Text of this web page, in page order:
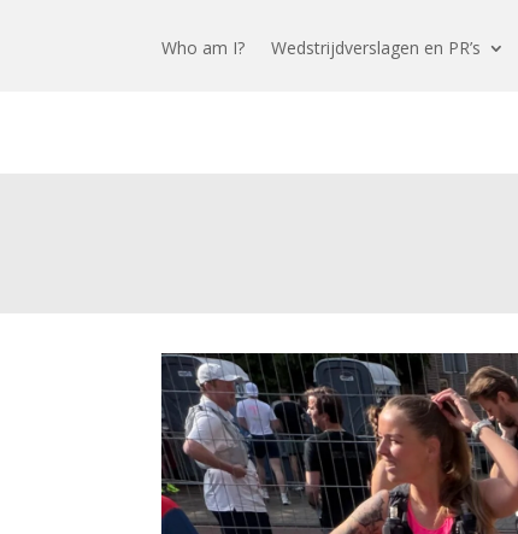
Who am I? Wedstrijdverslagen en PR’s